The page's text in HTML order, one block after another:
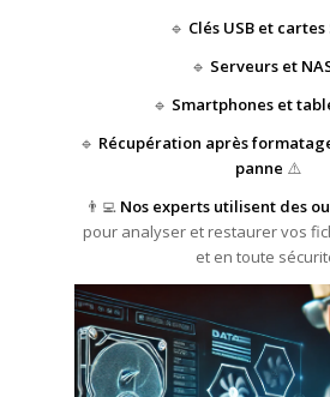
🔹 Clés USB et cartes
🔹 Serveurs et
🔹 Smartphones et
🔹 Récupération après
panne ⚠️
👨‍💻 Nos experts utilisent des
pour analyser et restaurer vos
et en toute